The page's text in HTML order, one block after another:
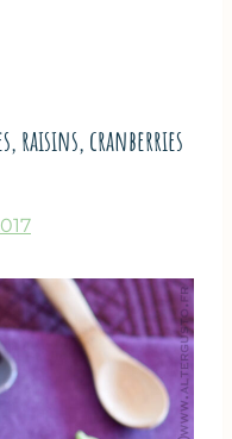
raisins, cranberries